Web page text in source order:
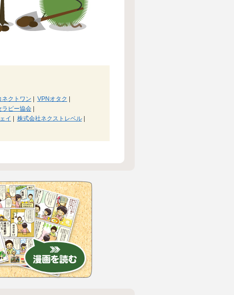
ネクトワン VPNオタク
ラピー協会|
イ 株式会社ネクストレベル|